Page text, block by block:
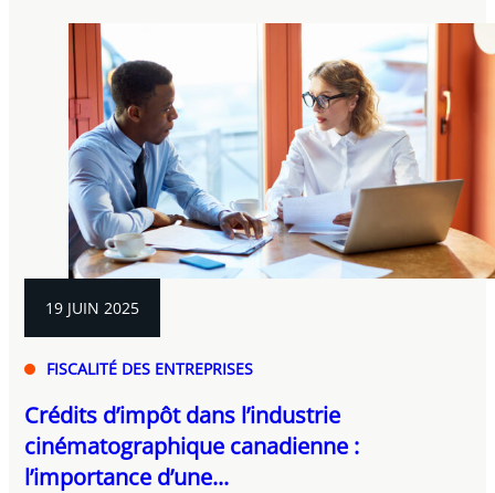
19 JUIN 2025
FISCALITÉ DES ENTREPRISES
Crédits d’impôt dans l’industrie
cinématographique canadienne :
l’importance d’une...